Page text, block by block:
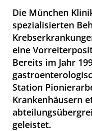
Die München
spezialisierten
eine
Bereits im Jahr
Station
Krankenhäusern
geleistet.